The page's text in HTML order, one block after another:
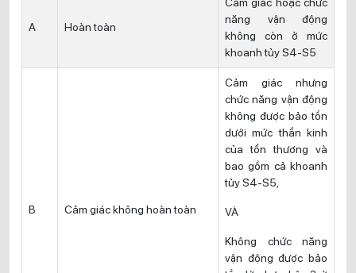
A Hoàn toàn
năng vận động
không còn ở mức
khoanh tủy S4-S5
B Cảm giác không hoàn toàn
Cảm giác nhưng
chức năng vận động
không được bảo tồn
dưới mức thần kinh
của tổn thương và
bao gồm cả khoanh
tủy S4-S5,
VÀ
Không chức năng
vận động được bảo